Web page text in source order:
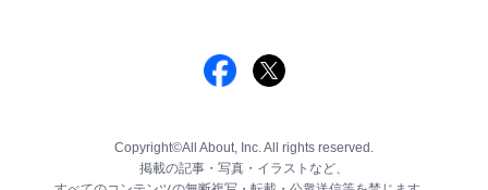
Copyright©All About, Inc. All rights reserved.
掲載の記事・写真・イラストなど、